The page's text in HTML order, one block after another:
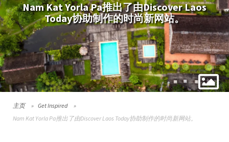
Nam Kat Yorla Pa推出了由Discover Laos
Today协助制作的时尚新网站。
主页
Get Inspired
Nam Kat Yorla Pa推出了由Discover Laos Today协助制作的时尚新网站。